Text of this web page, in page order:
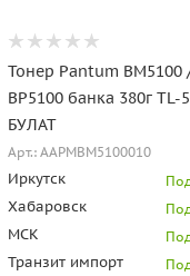
Тонер Pantum BM5100
BP5100 банка 380г TL-
БУЛАТ
Арт.: AAPMBM5100010
Иркутск
Хабаровск
МСК
Транзит импорт